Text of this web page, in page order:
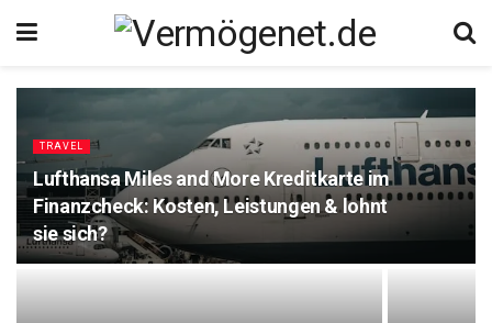
TRAVEL
Lufthansa Miles and More Kreditkarte im
Finanzcheck: Kosten, Leistungen & lohnt
sie sich?